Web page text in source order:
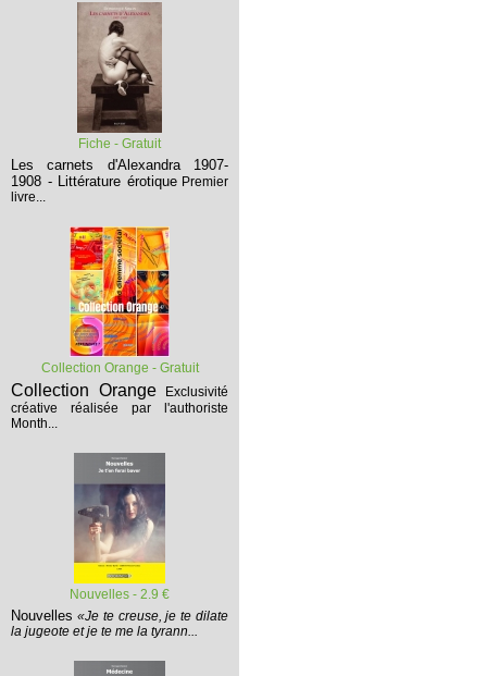
Fiche - Gratuit
Les carnets d'Alexandra 1907-
1908 - Littérature érotique Premier
livre...
Collection Orange - Gratuit
Collection Orange
Exclusivité
créative réalisée par l'authoriste
Month...
Nouvelles - 2.9 €
Nouvelles «Je te creuse, je te dilate
la jugeote et je te me la tyrann...